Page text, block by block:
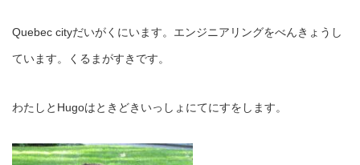
Quebec cityだいがくにいます。エンジニアリングをべんきょうし
ています。くるまがすきです。
わたしとHugoはときどきいっしょにてにすをします。